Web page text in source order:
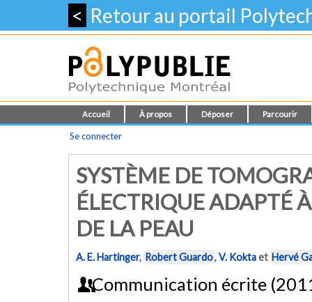
< Retour au portail
Accueil À propos Déposer Parcourir
Se connecter
SYSTÈME DE
ÉLECTRIQUE ADAPTÉ
DE LA PEAU
A. E. Hartinger, Robert Guardo,V. Koktaet Hervé
Communication écrite